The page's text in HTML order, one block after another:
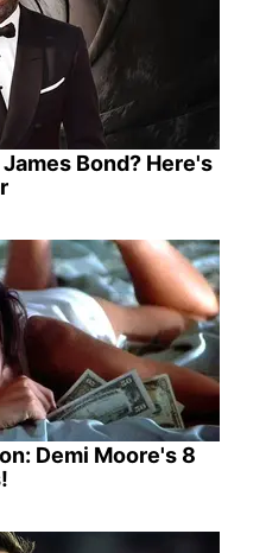
Bond? Here's
Demi Moore's 8